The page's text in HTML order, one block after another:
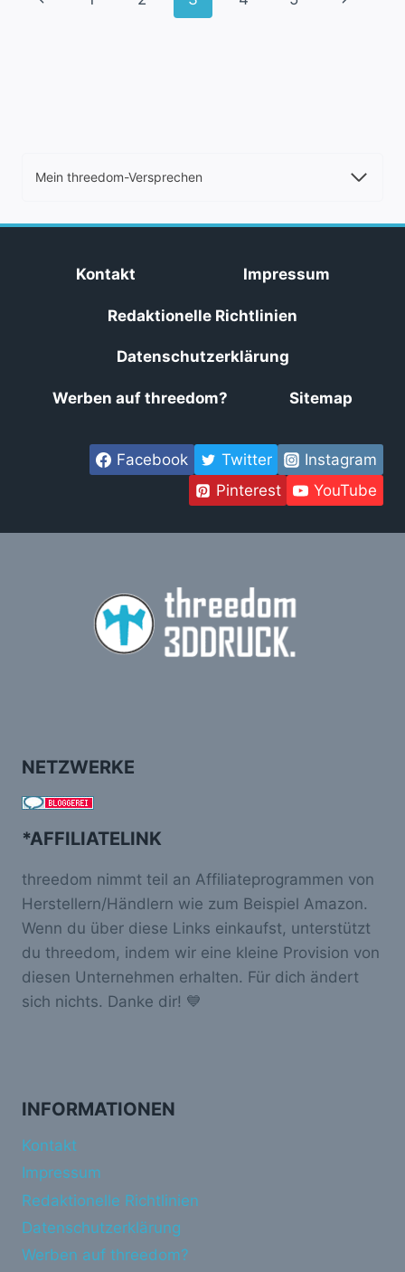
Mein threedom-Versprechen
Kontakt Impressum
Redaktionelle Richtlinien
Datenschutzerklärung
Werben auf threedom? Sitemap
Facebook Twitter
Instagram
Pinterest
YouTube
NETZWERKE
*AFFILIATELINK
threedom nimmt teil an Affiliateprogrammen von
Herstellern/Händlern wie zum Beispiel Amazon.
Wenn du über diese Links einkaufst, unterstützt
du threedom, indem wir eine kleine Provision von
diesen Unternehmen erhalten. Für dich ändert
sich nichts. Danke dir! 💙
INFORMATIONEN
Kontakt
Impressum
Redaktionelle Richtlinien
Datenschutzerklärung
Werben auf threedom?